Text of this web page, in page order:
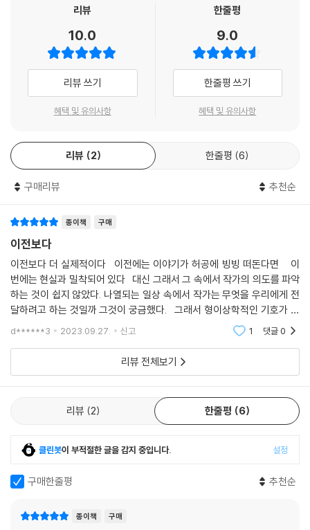
‘윤일오’가 되어 나타난 사촌형 재호에게 묘한 질투심을 느끼는 진호의 이
학 졸업 후 주식 투자에 실패하고 백수의 삶을 살고 있다. 그러다 짝사랑하
는 예리가 윤일오의 열렬한 팬이라는 사실을 알게 되고, 뜻하지 않게 그녀
와 함께 이제는 재호가 아닌 윤일오를 ‘덕질’하게 된다. 진호는 그 과정을
통해 재호를 다시 알아간다. 넷플릭스 다큐멘터리, 유튜브, 뉴스 기사, 온
라인 커뮤니티 게시글, 심지어 고층 빌딩 전광판에서 그는 재호, 아니 윤일
보들을 통해 마치 닿을 수 없는 거리의 별을 관찰하듯 윤일오를 들여다본
다.
이처럼 실제 공간에 물리적으로 존재하는 한 사람이 디지털 세계에서 파편
고 있는데, 이어지는 「출처 없음, 출처 없음」에서는 이러한 정체성의 분화
가 더욱 분명하게 보여진다. 한 메타버스 플랫폼 회사가 만든 가상현실 게
임 〈로맨틱 아일랜드〉에서 개인은 자신이 원하는 모습으로 존재할 수 있다.
‘나’의 친구 현호는 현실과 게임에서 각각 다른 애인을 가지고 있으며, 게임
속에서 ‘루이 16세’라는 닉네임으로 황금튤립 농장을 운영하는 현호의 또
다른 애인은 각종 루머에 시달리다 연예계를 떠난 아역배우 출신 남성 배
우 신이정으로 밝혀진다. SNS에서의 관계를 다룬 「●LIVE」에서도 이와
같은 정체성의 혼재가 나타난다. 연극배우 ‘나’는 인스타그램으로 자신의
팬이라고 먼저 인사를 건넨 사람과 조금씩 깊은 마음을 나누며 관계를 이
어나간다. 그는 상대의 얼굴도 이름도 모르지만 독서 취향과 전공을 알고,
품들이 사실은 어느 외국 작가의 작품임이 밝혀지며, ‘나’는 얼굴도 이름도
취향도 실제 직업도 알 수 없는, 그러나 수없이 통화로 마음을 나눴던 사람
얼굴도 이름도 모르는 사람에 대한 마음. 그것은 이 책의 표제작인 「낮은 해
상도로부터」에서 집요하게 탐구된다. 이 이야기 속에서 ‘나’는 얼굴을 모르
양된 아이, 트위터를 통해서만 알고 지내다 어느 날 계정이 삭제된 사람. 기
리뷰
10.0
리뷰 쓰기
혜택 및 유의사항
한줄평
9.0
한줄평 쓰기
혜택 및 유의사항
리뷰 2 한줄평 6
구매리뷰 추천순
종이책 구매
이전보다
이전보다 더 실제적이다 이전에는 이야기가 허공에 빙빙 떠돈다면 이
번에는 현실과 밀착되어 있다 대신 그래서 그 속에서 작가의 의도를 파악
하는 것이 쉽지 않았다. 나열되는 일상 속에서 작가는 무엇을 우리에게 전
달하려고 하는 것일까 그것이 궁금했다. 그래서 형이상학적인 기호가 기
호의 사용 이상의 의미가 있는지도 궁금하다
d******3 2023.09.27. 신고 1 댓글0
리뷰 전체보기
리뷰 2 한줄평 6
클린봇이 부적절한 글을 감지 중입니다. 설정
구매한줄평 추천순
종이책 구매